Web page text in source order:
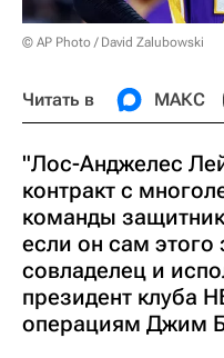
© AP Photo / David Zalubowski
Читать в МАКС
"Лос-Анджелес
контракт с
команды
если он сам этого
совладелец и
президент клуба
операциям Джим